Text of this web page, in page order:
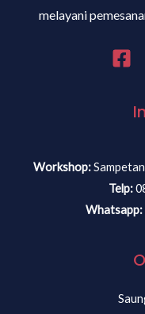
melayani
Workshop:
Telp:
Whatsapp: